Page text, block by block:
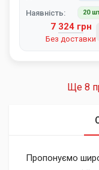
Наявність: 20
7 324 грн
Без доставки
Пропонуємо